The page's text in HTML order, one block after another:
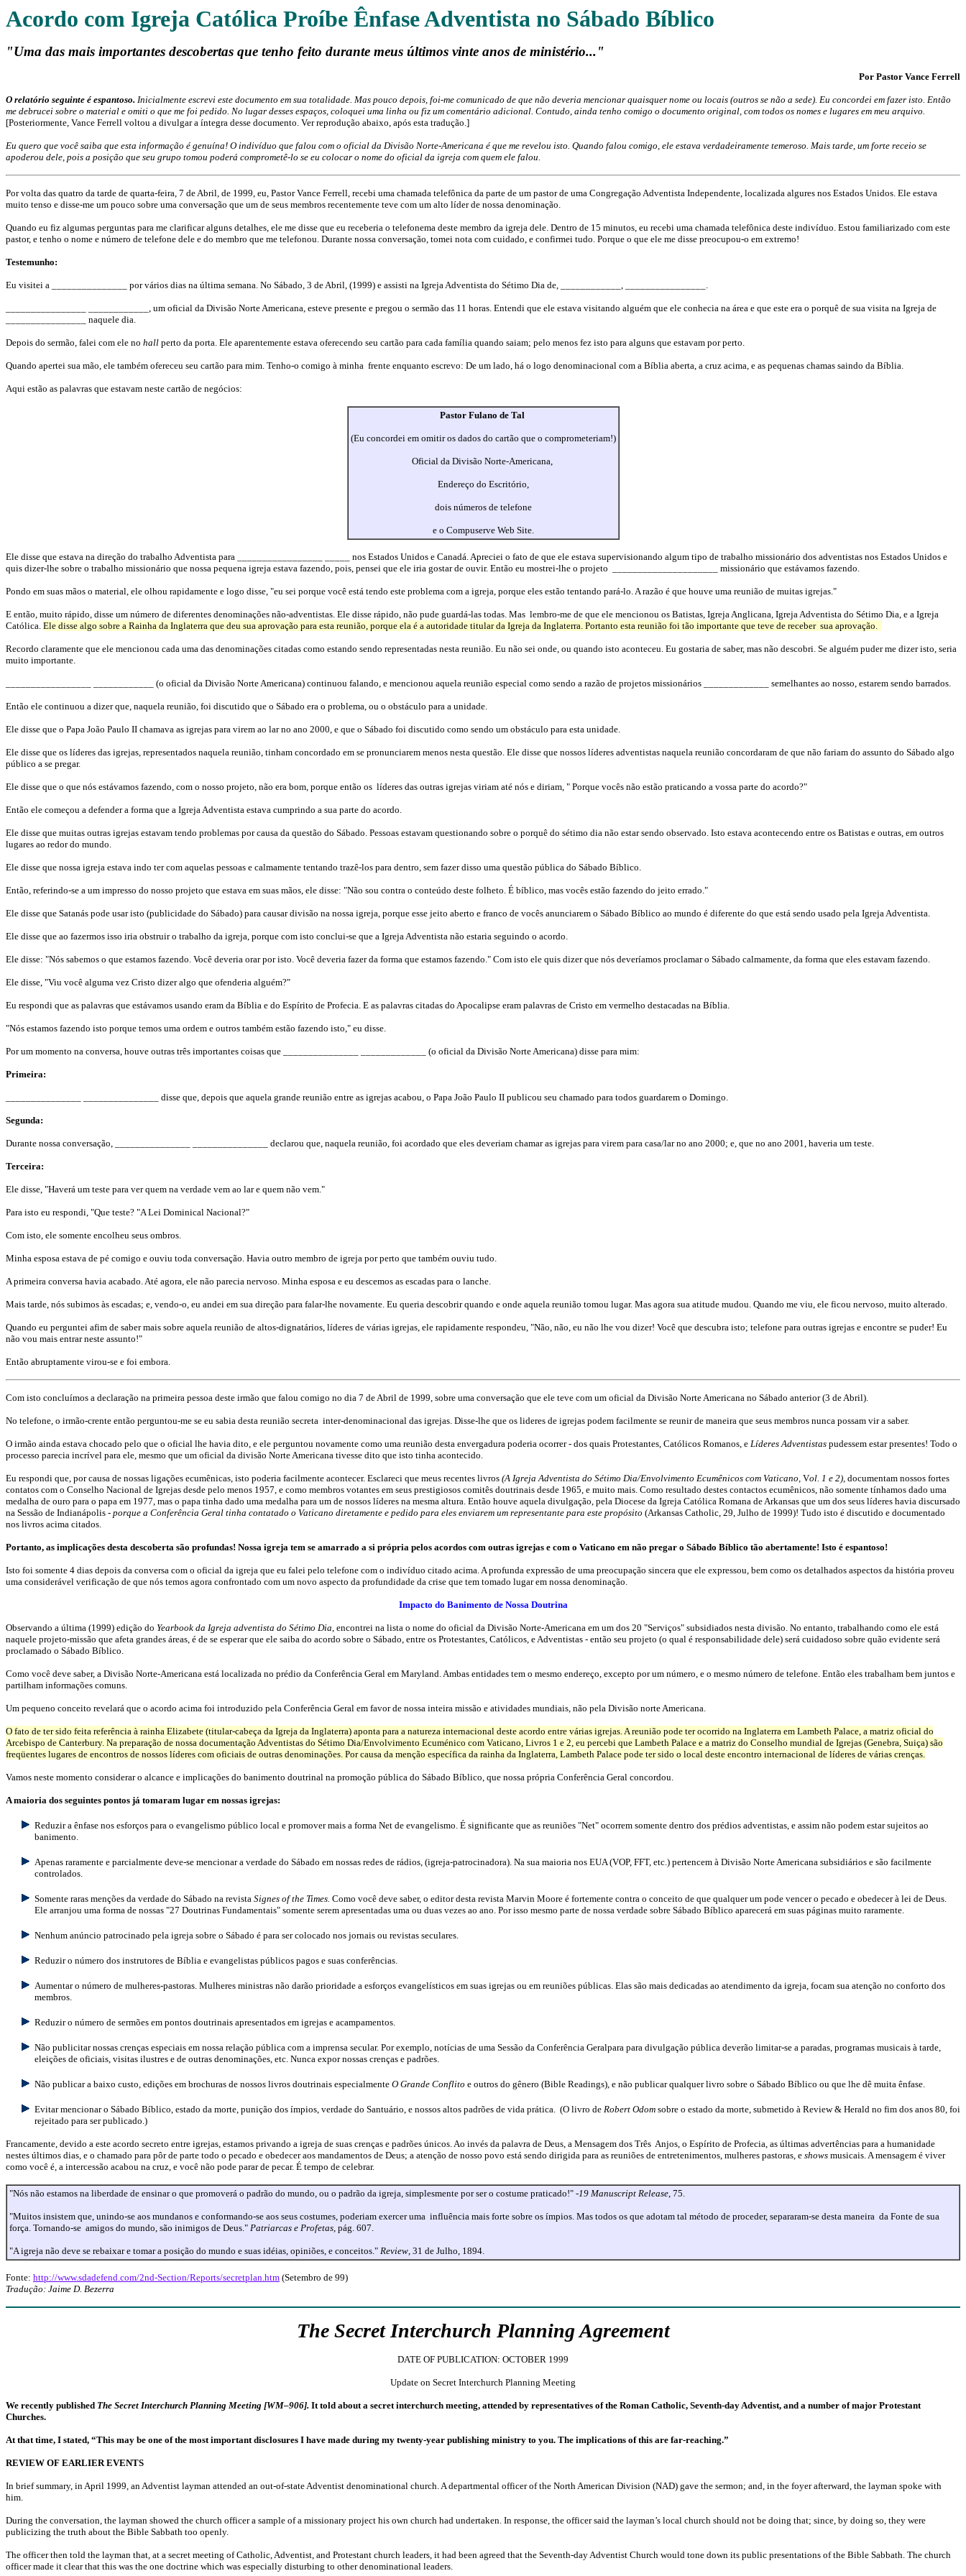
Acordo com Igreja Católica Proíbe Ênfase Adventista no Sábado Bíblico
"Uma das mais importantes descobertas que tenho feito durante meus últimos vinte anos de ministério..."
Por Pastor Vance Ferrell
O relatório seguinte é espantoso. Inicialmente escrevi este documento em sua totalidade. Mas pouco depois, foi-me comunicado de que não deveria mencionar quaisquer nome ou locais (outros se não a sede). Eu concordei em fazer isto. Então
me debrucei sobre o material e omiti o que me foi pedido. No lugar desses espaços, coloquei uma linha ou fiz um comentário adicional. Contudo, ainda tenho comigo o documento original, com todos os nomes e lugares em meu arquivo.
[Posteriormente, Vance Ferrell voltou a divulgar a íntegra desse documento. Ver reprodução abaixo, após esta tradução.]
Eu quero que você saiba que esta informação é genuína! O indivíduo que falou com o oficial da Divisão Norte-Americana é que me revelou isto. Quando falou comigo, ele estava verdadeiramente temeroso. Mais tarde, um forte receio se
apoderou dele, pois a posição que seu grupo tomou poderá comprometê-lo se eu colocar o nome do oficial da igreja com quem ele falou.
Por volta das quatro da tarde de quarta-feira, 7 de Abril, de 1999, eu, Pastor Vance Ferrell, recebi uma chamada telefônica da parte de um pastor de uma Congregação Adventista Independente, localizada algures nos Estados Unidos. Ele estava
muito tenso e disse-me um pouco sobre uma conversação que um de seus membros recentemente teve com um alto líder de nossa denominação.
Quando eu fiz algumas perguntas para me clarificar alguns detalhes, ele me disse que eu receberia o telefonema deste membro da igreja dele. Dentro de 15 minutos, eu recebi uma chamada telefônica deste indivíduo. Estou familiarizado com este
pastor, e tenho o nome e número de telefone dele e do membro que me telefonou. Durante nossa conversação, tomei nota com cuidado, e confirmei tudo. Porque o que ele me disse preocupou-o em extremo!
Testemunho:
Eu visitei a _______________ por vários dias na última semana. No Sábado, 3 de Abril, (1999) e assisti na Igreja Adventista do Sétimo Dia de, ____________, ________________.
________________ ____________, um oficial da Divisão Norte Americana, esteve presente e pregou o sermão das 11 horas. Entendi que ele estava visitando alguém que ele conhecia na área e que este era o porquê de sua visita na Igreja de
________________ naquele dia.
Depois do sermão, falei com ele no hall perto da porta. Ele aparentemente estava oferecendo seu cartão para cada família quando saiam; pelo menos fez isto para alguns que estavam por perto.
Quando apertei sua mão, ele também ofereceu seu cartão para mim. Tenho-o comigo à minha frente enquanto escrevo: De um lado, há o logo denominacional com a Bíblia aberta, a cruz acima, e as pequenas chamas saindo da Bíblia.
Aqui estão as palavras que estavam neste cartão de negócios:
Pastor Fulano de Tal
(Eu concordei em omitir os dados do cartão que o comprometeriam!)
Oficial da Divisão Norte-Americana,
Endereço do Escritório,
dois números de telefone
e o Compuserve Web Site.
Ele disse que estava na direção do trabalho Adventista para _________________ _____ nos Estados Unidos e Canadá. Apreciei o fato de que ele estava supervisionando algum tipo de trabalho missionário dos adventistas nos Estados Unidos e
quis dizer-lhe sobre o trabalho missionário que nossa pequena igreja estava fazendo, pois, pensei que ele iria gostar de ouvir. Então eu mostrei-lhe o projeto
_____________________ missionário que estávamos fazendo.
Pondo em suas mãos o material, ele olhou rapidamente e logo disse, "eu sei porque você está tendo este problema com a igreja, porque eles estão tentando pará-lo. A razão é que houve uma reunião de muitas igrejas."
E então, muito rápido, disse um número de diferentes denominações não-adventistas. Ele disse rápido, não pude guardá-las todas. Mas lembro-me de que ele mencionou os Batistas, Igreja Anglicana, Igreja Adventista do Sétimo Dia, e a Igreja
Católica. Ele disse algo sobre a Rainha da Inglaterra que deu sua aprovação para esta reunião, porque ela é a autoridade titular da Igreja da Inglaterra. Portanto esta reunião foi tão importante que teve de receber sua aprovação.
Recordo claramente que ele mencionou cada uma das denominações citadas como estando sendo representadas nesta reunião. Eu não sei onde, ou quando isto aconteceu. Eu gostaria de saber, mas não descobri. Se alguém puder me dizer isto, seria
muito importante.
_________________ ____________ (o oficial da Divisão Norte Americana) continuou falando, e mencionou aquela reunião especial como sendo a razão de projetos missionários _____________ semelhantes ao nosso, estarem sendo barrados.
Então ele continuou a dizer que, naquela reunião, foi discutido que o Sábado era o problema, ou o obstáculo para a unidade.
Ele disse que o Papa João Paulo II chamava as igrejas para virem ao lar no ano 2000, e que o Sábado foi discutido como sendo um obstáculo para esta unidade.
Ele disse que os líderes das igrejas, representados naquela reunião, tinham concordado em se pronunciarem menos nesta questão. Ele disse que nossos líderes adventistas naquela reunião concordaram de que não fariam do assunto do Sábado algo
público a se pregar.
Ele disse que o que nós estávamos fazendo, com o nosso projeto, não era bom, porque então os líderes das outras igrejas viriam até nós e diriam, " Porque vocês não estão praticando a vossa parte do acordo?"
Então ele começou a defender a forma que a Igreja Adventista estava cumprindo a sua parte do acordo.
Ele disse que muitas outras igrejas estavam tendo problemas por causa da questão do Sábado. Pessoas estavam questionando sobre o porquê do sétimo dia não estar sendo observado. Isto estava acontecendo entre os Batistas e outras, em outros
lugares ao redor do mundo.
Ele disse que nossa igreja estava indo ter com aquelas pessoas e calmamente tentando trazê-los para dentro, sem fazer disso uma questão pública do Sábado Bíblico.
Então, referindo-se a um impresso do nosso projeto que estava em suas mãos, ele disse: "Não sou contra o conteúdo deste folheto. É bíblico, mas vocês estão fazendo do jeito errado."
Ele disse que Satanás pode usar isto (publicidade do Sábado) para causar divisão na nossa igreja, porque esse jeito aberto e franco de vocês anunciarem o Sábado Bíblico ao mundo é diferente do que está sendo usado pela Igreja Adventista.
Ele disse que ao fazermos isso iria obstruir o trabalho da igreja, porque com isto conclui-se que a Igreja Adventista não estaria seguindo o acordo.
Ele disse: "Nós sabemos o que estamos fazendo. Você deveria orar por isto. Você deveria fazer da forma que estamos fazendo." Com isto ele quis dizer que nós deveríamos proclamar o Sábado calmamente, da forma que eles estavam fazendo.
Ele disse, "Viu você alguma vez Cristo dizer algo que ofenderia alguém?"
Eu respondi que as palavras que estávamos usando eram da Bíblia e do Espírito de Profecia. E as palavras citadas do Apocalipse eram palavras de Cristo em vermelho destacadas na Bíblia.
"Nós estamos fazendo isto porque temos uma ordem e outros também estão fazendo isto," eu disse.
Por um momento na conversa, houve outras três importantes coisas que _______________ _____________ (o oficial da Divisão Norte Americana) disse para mim:
Primeira:
_______________ _______________ disse que, depois que aquela grande reunião entre as igrejas acabou, o Papa João Paulo II publicou seu chamado para todos guardarem o Domingo.
Segunda:
Durante nossa conversação, _______________ _______________ declarou que, naquela reunião, foi acordado que eles deveriam chamar as igrejas para virem para casa/lar no ano 2000; e, que no ano 2001, haveria um teste.
Terceira:
Ele disse, "Haverá um teste para ver quem na verdade vem ao lar e quem não vem."
Para isto eu respondi, "Que teste? "A Lei Dominical Nacional?"
Com isto, ele somente encolheu seus ombros.
Minha esposa estava de pé comigo e ouviu toda conversação. Havia outro membro de igreja por perto que também ouviu tudo.
A primeira conversa havia acabado. Até agora, ele não parecia nervoso. Minha esposa e eu descemos as escadas para o lanche.
Mais tarde, nós subimos às escadas; e, vendo-o, eu andei em sua direção para falar-lhe novamente. Eu queria descobrir quando e onde aquela reunião tomou lugar. Mas agora sua atitude mudou. Quando me viu, ele ficou nervoso, muito alterado.
Quando eu perguntei afim de saber mais sobre aquela reunião de altos-dignatários, líderes de várias igrejas, ele rapidamente respondeu, "Não, não, eu não lhe vou dizer! Você que descubra isto; telefone para outras igrejas e encontre se puder! Eu
não vou mais entrar neste assunto!"
Então abruptamente virou-se e foi embora.
Com isto concluímos a declaração na primeira pessoa deste irmão que falou comigo no dia 7 de Abril de 1999, sobre uma conversação que ele teve com um oficial da Divisão Norte Americana no Sábado anterior (3 de Abril).
No telefone, o irmão-crente então perguntou-me se eu sabia desta reunião secreta inter-denominacional das igrejas. Disse-lhe que os lideres de igrejas podem facilmente se reunir de maneira que seus membros nunca possam vir a saber.
O irmão ainda estava chocado pelo que o oficial lhe havia dito, e ele perguntou novamente como uma reunião desta envergadura poderia ocorrer - dos quais Protestantes, Católicos Romanos, e Líderes Adventistas pudessem estar presentes! Todo o
processo parecia incrível para ele, mesmo que um oficial da divisão Norte Americana tivesse dito que isto tinha acontecido.
Eu respondi que, por causa de nossas ligações ecumênicas, isto poderia facilmente acontecer. Esclareci que meus recentes livros (A Igreja Adventista do Sétimo Dia/Envolvimento Ecumênicos com Vaticano, Vol. 1 e 2), documentam nossos fortes
contatos com o Conselho Nacional de Igrejas desde pelo menos 1957, e como membros votantes em seus prestigiosos comitês doutrinais desde 1965, e muito mais. Como resultado destes contactos ecumênicos, não somente tínhamos dado uma
medalha de ouro para o papa em 1977, mas o papa tinha dado uma medalha para um de nossos líderes na mesma altura. Então houve aquela divulgação, pela Diocese da Igreja Católica Romana de Arkansas que um dos seus líderes havia discursado
na Sessão de Indianápolis - porque a Conferência Geral tinha contatado o Vaticano diretamente e pedido para eles enviarem um representante para este propósito (Arkansas Catholic, 29, Julho de 1999)! Tudo isto é discutido e documentado
nos livros acima citados.
Portanto, as implicações desta descoberta são profundas! Nossa igreja tem se amarrado a si própria pelos acordos com outras igrejas e com o Vaticano em não pregar o Sábado Bíblico tão abertamente! Isto é espantoso!
Isto foi somente 4 dias depois da conversa com o oficial da igreja que eu falei pelo telefone com o indivíduo citado acima. A profunda expressão de uma preocupação sincera que ele expressou, bem como os detalhados aspectos da história proveu
uma considerável verificação de que nós temos agora confrontado com um novo aspecto da profundidade da crise que tem tomado lugar em nossa denominação.
Impacto do Banimento de Nossa Doutrina
Observando a última (1999) edição do Yearbook da Igreja adventista do Sétimo Dia, encontrei na lista o nome do oficial da Divisão Norte-Americana em um dos 20 "Serviços" subsidiados nesta divisão. No entanto, trabalhando como ele está
naquele projeto-missão que afeta grandes áreas, é de se esperar que ele saiba do acordo sobre o Sábado, entre os Protestantes, Católicos, e Adventistas - então seu projeto (o qual é responsabilidade dele) será cuidadoso sobre quão evidente será
proclamado o Sábado Bíblico.
Como você deve saber, a Divisão Norte-Americana está localizada no prédio da Conferência Geral em Maryland. Ambas entidades tem o mesmo endereço, excepto por um número, e o mesmo número de telefone. Então eles trabalham bem juntos e
partilham informações comuns.
Um pequeno conceito revelará que o acordo acima foi introduzido pela Conferência Geral em favor de nossa inteira missão e atividades mundiais, não pela Divisão norte Americana.
O fato de ter sido feita referência à rainha Elizabete (titular-cabeça da Igreja da Inglaterra) aponta para a natureza internacional deste acordo entre várias igrejas. A reunião pode ter ocorrido na Inglaterra em Lambeth Palace, a matriz oficial do
Arcebispo de Canterbury. Na preparação de nossa documentação Adventistas do Sétimo Dia/Envolvimento Ecuménico com Vaticano, Livros 1 e 2, eu percebi que Lambeth Palace e a matriz do Conselho mundial de Igrejas (Genebra, Suiça) são
freqüentes lugares de encontros de nossos líderes com oficiais de outras denominações. Por causa da menção específica da rainha da Inglaterra, Lambeth Palace pode ter sido o local deste encontro internacional de líderes de várias crenças.
Vamos neste momento considerar o alcance e implicações do banimento doutrinal na promoção pública do Sábado Bíblico, que nossa própria Conferência Geral concordou.
A maioria dos seguintes pontos já tomaram lugar em nossas igrejas:
Reduzir a ênfase nos esforços para o evangelismo público local e promover mais a forma Net de evangelismo. É significante que as reuniões "Net" ocorrem somente dentro dos prédios adventistas, e assim não podem estar sujeitos ao
banimento.
Apenas raramente e parcialmente deve-se mencionar a verdade do Sábado em nossas redes de rádios, (igreja-patrocinadora). Na sua maioria nos EUA (VOP, FFT, etc.) pertencem à Divisão Norte Americana subsidiários e são facilmente
controlados.
Somente raras menções da verdade do Sábado na revista Signes of the Times. Como você deve saber, o editor desta revista Marvin Moore é fortemente contra o conceito de que qualquer um pode vencer o pecado e obedecer à lei de Deus.
Ele arranjou uma forma de nossas "27 Doutrinas Fundamentais" somente serem apresentadas uma ou duas vezes ao ano. Por isso mesmo parte de nossa verdade sobre Sábado Bíblico aparecerá em suas páginas muito raramente.
Nenhum anúncio patrocinado pela igreja sobre o Sábado é para ser colocado nos jornais ou revistas seculares.
Reduzir o número dos instrutores de Bíblia e evangelistas públicos pagos e suas conferências.
Aumentar o número de mulheres-pastoras. Mulheres ministras não darão prioridade a esforços evangelísticos em suas igrejas ou em reuniões públicas. Elas são mais dedicadas ao atendimento da igreja, focam sua atenção no conforto dos
membros.
Reduzir o número de sermões em pontos doutrinais apresentados em igrejas e acampamentos.
Não publicitar nossas crenças especiais em nossa relação pública com a imprensa secular. Por exemplo, notícias de uma Sessão da Conferência Geralpara para divulgação pública deverão limitar-se a paradas, programas musicais à tarde,
eleições de oficiais, visitas ilustres e de outras denominações, etc. Nunca expor nossas crenças e padrões.
Não publicar a baixo custo, edições em brochuras de nossos livros doutrinais especialmente O Grande Conflito e outros do gênero (Bible Readings), e não publicar qualquer livro sobre o Sábado Bíblico ou que lhe dê muita ênfase.
Evitar mencionar o Sábado Bíblico, estado da morte, punição dos ímpios, verdade do Santuário, e nossos altos padrões de vida prática. (O livro de Robert Odom sobre o estado da morte, submetido à Review & Herald no fim dos anos 80, foi
rejeitado para ser publicado.)
Francamente, devido a este acordo secreto entre igrejas, estamos privando a igreja de suas crenças e padrões únicos. Ao invés da palavra de Deus, a Mensagem dos Três Anjos, o Espírito de Profecia, as últimas advertências para a humanidade
nestes últimos dias, e o chamado para pôr de parte todo o pecado e obedecer aos mandamentos de Deus; a atenção de nosso povo está sendo dirigida para as reuniões de entretenimentos, mulheres pastoras, e shows musicais. A mensagem é viver
como você é, a intercessão acabou na cruz, e você não pode parar de pecar. É tempo de celebrar.
"Nós não estamos na liberdade de ensinar o que promoverá o padrão do mundo, ou o padrão da igreja, simplesmente por ser o costume praticado!" -19 Manuscript Release, 75.
"Muitos insistem que, unindo-se aos mundanos e conformando-se aos seus costumes, poderiam exercer uma influência mais forte sobre os ímpios. Mas todos os que adotam tal método de proceder, separaram-se desta maneira da Fonte de sua
força. Tornando-se amigos do mundo, são inimigos de Deus." Patriarcas e Profetas, pág. 607.
"A igreja não deve se rebaixar e tomar a posição do mundo e suas idéias, opiniões, e conceitos." Review, 31 de Julho, 1894.
Fonte: http://www.sdadefend.com/2nd-Section/Reports/secretplan.htm (Setembro de 99)
Tradução: Jaime D. Bezerra
The Secret Interchurch Planning Agreement
DATE OF PUBLICATION: OCTOBER 1999
Update on Secret Interchurch Planning Meeting
We recently published The Secret Interchurch Planning Meeting [WM–906]. It told about a secret interchurch meeting, attended by representatives of the Roman Catholic, Seventh-day Adventist, and a number of major Protestant
Churches.
At that time, I stated, “This may be one of the most important disclosures I have made during my twenty-year publishing ministry to you. The implications of this are far-reaching.”
REVIEW OF EARLIER EVENTS
In brief summary, in April 1999, an Adventist layman attended an out-of-state Adventist denominational church. A departmental officer of the North American Division (NAD) gave the sermon; and, in the foyer afterward, the layman spoke with
him.
During the conversation, the layman showed the church officer a sample of a missionary project his own church had undertaken. In response, the officer said the layman’s local church should not be doing that; since, by doing so, they were
publicizing the truth about the Bible Sabbath too openly.
The officer then told the layman that, at a secret meeting of Catholic, Adventist, and Protestant church leaders, it had been agreed that the Seventh-day Adventist Church would tone down its public presentations of the Bible Sabbath. The church
officer made it clear that this was the one doctrine which was especially disturbing to other denominational leaders.